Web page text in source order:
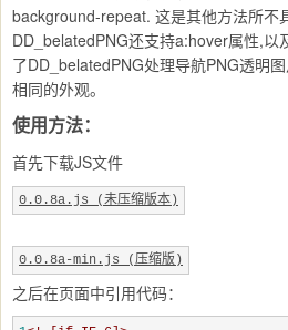
background-repeat. 这是其他方法所不
DD_belatedPNG还支持a:hover属性,以
了DD_belatedPNG处理导航PNG透明
相同的外观。
使用方法：
首先下载JS文件
0.0.8a.js (未压缩版本)
0.0.8a-min.js (压缩版)
之后在页面中引用代码：